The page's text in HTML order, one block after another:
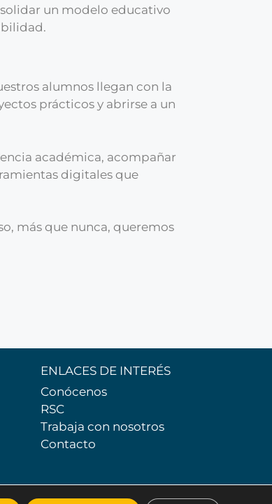
un modelo educativo
alumnos llegan con la
prácticos y abrirse a un
académica, acompañar
digitales que
más que nunca, queremos
ENLACES DE INTERÉS
Conócenos
RSC
Trabaja con nosotros
Contacto